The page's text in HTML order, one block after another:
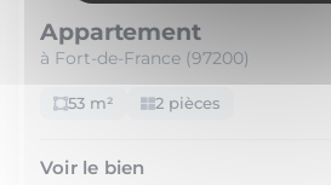
Appartement
à Fort-de-France (97200)
53 m² 2 pièces
Voir le bien